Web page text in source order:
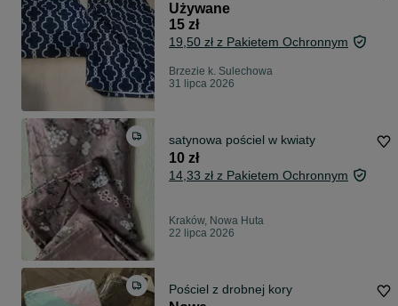
Używane
15 zł
19,50 zł z Pakietem Ochronnym
Brzezie k. Sulechowa
31 lipca 2026
satynowa pościel w kwiaty
10 zł
14,33 zł z Pakietem Ochronnym
Kraków, Nowa Huta
22 lipca 2026
Pościel z drobnej kory